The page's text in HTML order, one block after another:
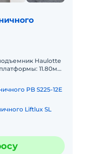
Haulotte
11.80м
PB S225-12E
Liftlux SL